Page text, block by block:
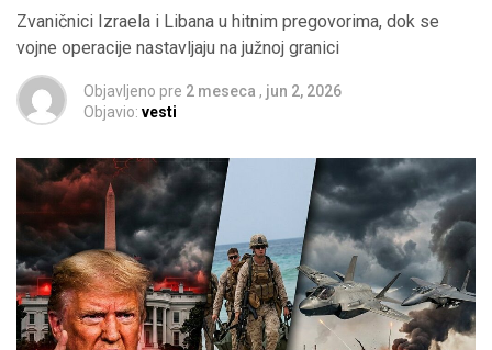
Zvaničnici Izraela i Libana u hitnim pregovorima, dok se
vojne operacije nastavljaju na južnoj granici
Objavljeno pre 2 meseca , jun 2, 2026
Objavio: vesti